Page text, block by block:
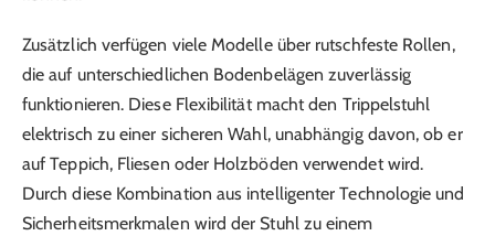
Zusätzlich verfügen viele Modelle über rutschfeste Rollen,
die auf unterschiedlichen Bodenbelägen zuverlässig
funktionieren. Diese Flexibilität macht den Trippelstuhl
elektrisch zu einer sicheren Wahl, unabhängig davon, ob er
auf Teppich, Fliesen oder Holzböden verwendet wird.
Durch diese Kombination aus intelligenter Technologie und
Sicherheitsmerkmalen wird der Stuhl zu einem